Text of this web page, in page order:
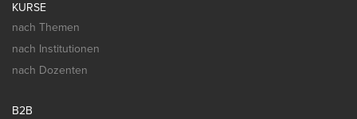
KURSE
nach Themen
nach Institutionen
nach Dozenten
B2B